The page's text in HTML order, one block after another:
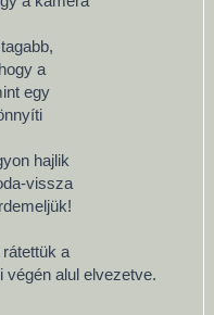
a
egy
hajlik
vissza
a
végén alul elvezetve.